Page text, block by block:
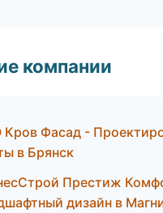
компании
Фасад -
в Брянск
Престиж
дизайн в